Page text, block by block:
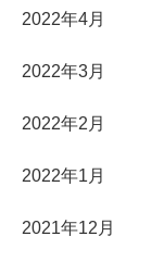
2022年4月
2022年3月
2022年2月
2022年1月
2021年12月